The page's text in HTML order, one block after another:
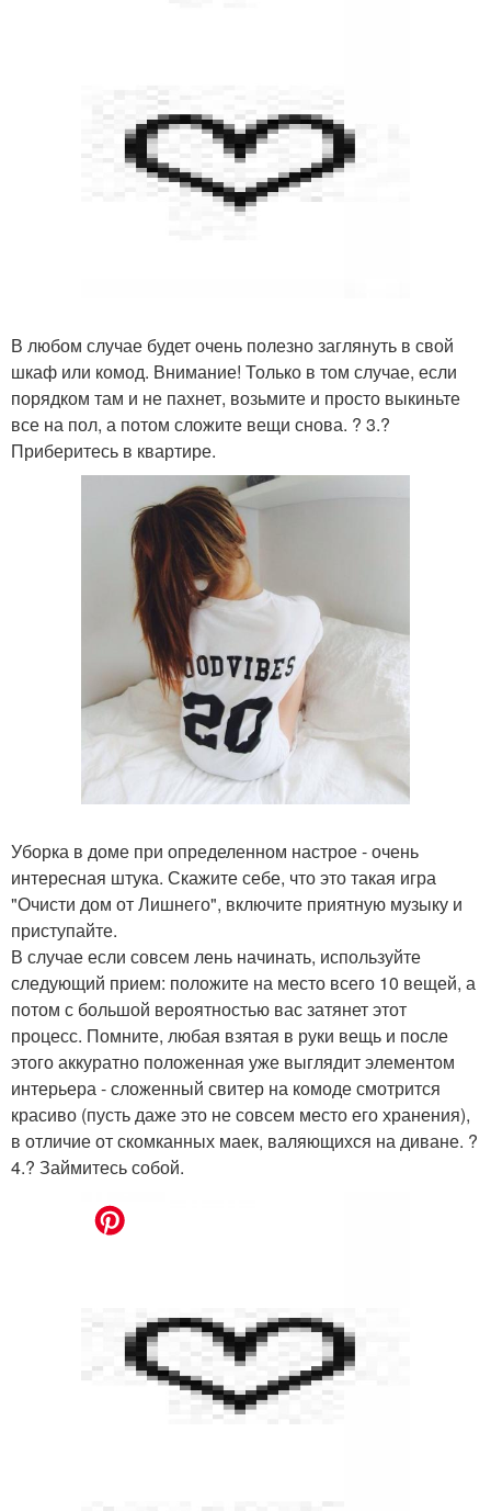
В любом случае будет очень полезно заглянуть в свой
шкаф или комод. Внимание! Только в том случае, если
порядком там и не пахнет, возьмите и просто выкиньте
все на пол, а потом сложите вещи снова. ? 3.?
Приберитесь в квартире.
Уборка в доме при определенном настрое - очень
интересная штука. Скажите себе, что это такая игра
"Очисти дом от Лишнего", включите приятную музыку и
приступайте.
В случае если совсем лень начинать, используйте
следующий прием: положите на место всего 10 вещей, а
потом с большой вероятностью вас затянет этот
процесс. Помните, любая взятая в руки вещь и после
этого аккуратно положенная уже выглядит элементом
интерьера - сложенный свитер на комоде смотрится
красиво (пусть даже это не совсем место его хранения),
в отличие от скомканных маек, валяющихся на диване. ?
4.? Займитесь собой.